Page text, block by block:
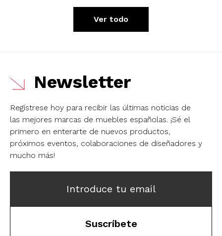
Ver todo
Newsletter
Regístrese hoy para recibir las últimas noticias de
las mejores marcas de muebles españolas. ¡Sé el
primero en enterarte de nuevos productos,
próximos eventos, colaboraciones de diseñadores y
mucho más!
Introduce tu email
Suscríbete